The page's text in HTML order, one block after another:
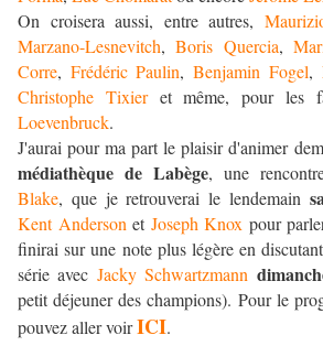
On croisera aussi, entre autres,
Marzano-Lesnevitch,Boris Quercia,
Corre, Frédéric Paulin,Benjamin Fogel,
Christophe Tixieret même, pour les
Loevenbruck.
J'aurai pour ma part le plaisir d'animer
médiathèque de Labège, une
Blake, que je retrouverai le lendemain
Kent Anderson et Joseph Knox pour
finirai sur une note plus légère en
série avec Jacky Schwartzmann
petit déjeuner des champions). Pour le
pouvez aller voirICI.